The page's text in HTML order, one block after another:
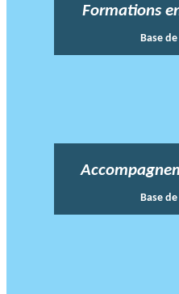
Formations
Base
Base